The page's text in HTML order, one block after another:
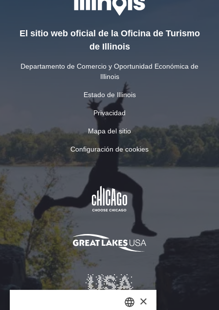
El sitio web oficial de la Oficina de Turismo
de Illinois
Departamento de Comercio y Oportunidad Económica de
Illinois
Estado de Illinois
Privacidad
Mapa del sitio
Configuración de cookies
×